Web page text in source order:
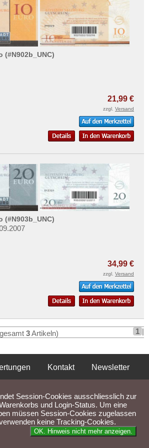
(#N902b_UNC)
21,99 €
zzgl. Versand
(#N903b_UNC)
34,99 €
zzgl. Versand
3Artikeln) 1 |
Kontakt
Newsletter
und Versandkosten
Session-Cookies ausschliesslich zur
und Login-Status. Um eine
müssen Session-Cookies zugelassen
keine Tracking-Cookies.
OK. Hinweis nicht mehr anzeigen.